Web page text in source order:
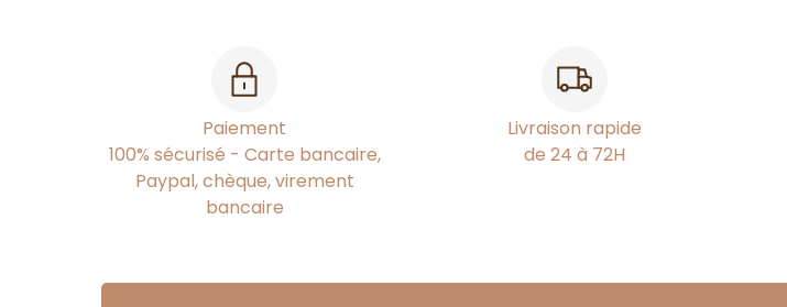
Paiement
100% sécurisé - Carte bancaire,
Paypal, chèque, virement
bancaire
Livraison rapide
de 24 à 72H